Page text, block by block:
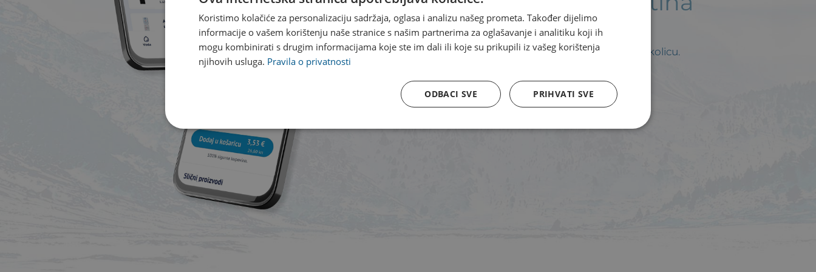
aplikacije.
Dostava je dostupna za grad Zagreb i bližu okolicu.
CROATIAN
ENGLISH
Koristimo kolačiće za personalizaciju sadržaja, oglasa i analizu našeg prometa. Također dijelimo
informacije o vašem korištenju naše stranice s našim partnerima za oglašavanje i analitiku koji ih
mogu kombinirati s drugim informacijama koje ste im dali ili koje su prikupili iz vašeg korištenja
njihovih usluga. Pravila o privatnosti
PRIHVATI SVE
ODBACI SVE